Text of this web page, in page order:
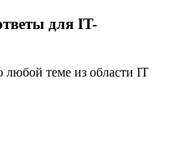
для IT-
любой теме из области IT